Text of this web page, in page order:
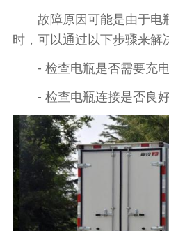
故障原因可能是由于电
时，可以通过以下步骤来解
- 检查电瓶是否需要充电
- 检查电瓶连接是否良好